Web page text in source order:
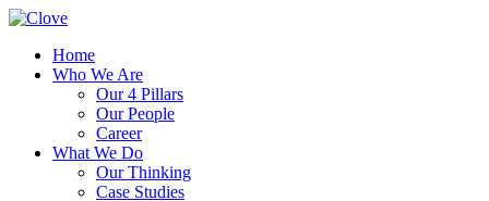
Home
Who We Are
Our 4 Pillars
Our People
Career
What We Do
Our Thinking
Case Studies